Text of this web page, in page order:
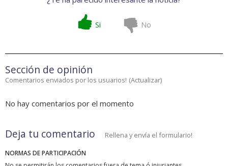
Si No
Sección de opinión
Comentarios enviados por los usuarios! (Actualizar)
No hay comentarios por el momento
Deja tu comentario Rellena y envía el formulario!
NORMAS DE PARTICIPACIÓN